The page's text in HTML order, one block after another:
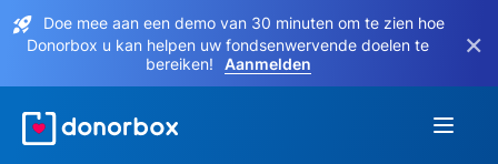
Doe mee aan een demo van 30 minuten om te zien hoe
Donorbox u kan helpen uw fondsenwervende doelen te
bereiken!
Aanmelden
×